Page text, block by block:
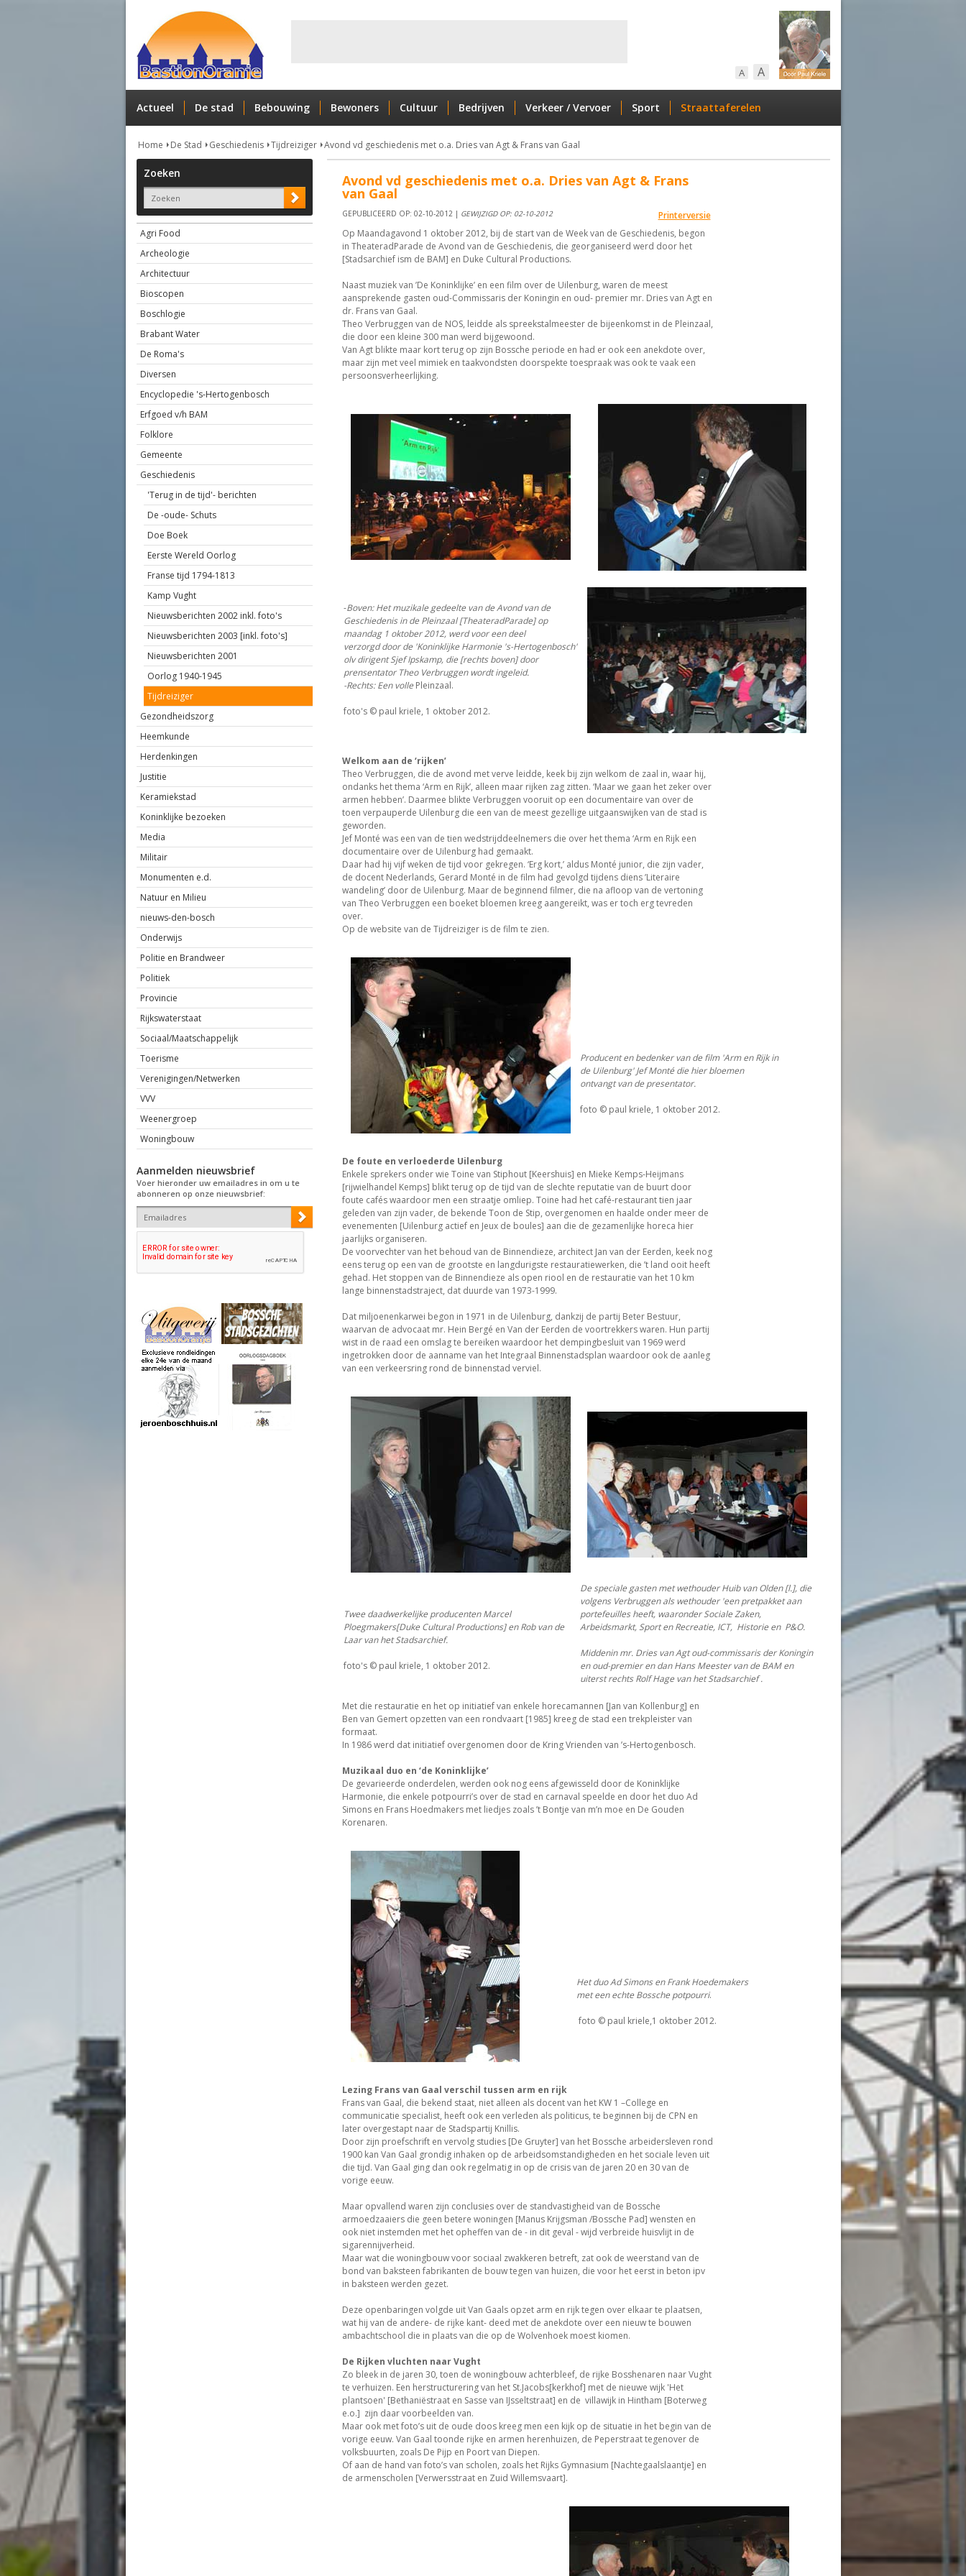
A A
Actueel De stad Bebouwing Bewoners Cultuur Bedrijven Verkeer / Vervoer Sport Straattaferelen
Home De Stad Geschiedenis Tijdreiziger Avond vd geschiedenis met o.a. Dries van Agt & Frans van Gaal
Zoeken
Agri Food
Archeologie
Architectuur
Bioscopen
Boschlogie
Brabant Water
De Roma's
Diversen
Encyclopedie 's-Hertogenbosch
Erfgoed v/h BAM
Folklore
Gemeente
Geschiedenis
'Terug in de tijd'- berichten
De -oude- Schuts
Doe Boek
Eerste Wereld Oorlog
Franse tijd 1794-1813
Kamp Vught
Nieuwsberichten 2002 inkl. foto's
Nieuwsberichten 2003 [inkl. foto's]
Nieuwsberichten 2001
Oorlog 1940-1945
Tijdreiziger
Gezondheidszorg
Heemkunde
Herdenkingen
Justitie
Keramiekstad
Koninklijke bezoeken
Media
Militair
Monumenten e.d.
Natuur en Milieu
nieuws-den-bosch
Onderwijs
Politie en Brandweer
Politiek
Provincie
Rijkswaterstaat
Sociaal/Maatschappelijk
Toerisme
Verenigingen/Netwerken
VVV
Weenergroep
Woningbouw
Aanmelden nieuwsbrief
Voer hieronder uw emailadres in om u te
abonneren op onze nieuwsbrief:
Avond vd geschiedenis met o.a. Dries van Agt & Frans
van Gaal
Printerversie
GEPUBLICEERD OP: 02-10-2012 | GEWIJZIGD OP: 02-10-2012
Op Maandagavond 1 oktober 2012, bij de start van de Week van de Geschiedenis, begon
in TheateradParade de Avond van de Geschiedenis, die georganiseerd werd door het
[Stadsarchief ism de BAM] en Duke Cultural Productions.
Naast muziek van ’De Koninklijke’ en een film over de Uilenburg, waren de meest
aansprekende gasten oud-Commissaris der Koningin en oud- premier mr. Dries van Agt en
dr. Frans van Gaal.
Theo Verbruggen van de NOS, leidde als spreekstalmeester de bijeenkomst in de Pleinzaal,
die door een kleine 300 man werd bijgewoond.
Van Agt blikte maar kort terug op zijn Bossche periode en had er ook een anekdote over,
maar zijn met veel mimiek en taakvondsten doorspekte toespraak was ook te vaak een
persoonsverheerlijking.
-Boven: Het muzikale gedeelte van de Avond van de
Geschiedenis in de Pleinzaal [TheateradParade] op
maandag 1 oktober 2012, werd voor een deel
verzorgd door de 'Koninklijke Harmonie 's-Hertogenbosch'
olv dirigent Sjef Ipskamp, die [rechts boven] door
prensentator Theo Verbruggen wordt ingeleid.
-Rechts: Een volle Pleinzaal.
foto's © paul kriele, 1 oktober 2012.
Welkom aan de ‘rijken’
Theo Verbruggen, die de avond met verve leidde, keek bij zijn welkom de zaal in, waar hij,
ondanks het thema ‘Arm en Rijk’, alleen maar rijken zag zitten. ‘Maar we gaan het zeker over
armen hebben’. Daarmee blikte Verbruggen vooruit op een documentaire van over de
toen verpauperde Uilenburg die een van de meest gezellige uitgaanswijken van de stad is
geworden.
Jef Monté was een van de tien wedstrijddeelnemers die over het thema ‘Arm en Rijk een
documentaire over de Uilenburg had gemaakt.
Daar had hij vijf weken de tijd voor gekregen. ‘Erg kort,’ aldus Monté junior, die zijn vader,
de docent Nederlands, Gerard Monté in de film had gevolgd tijdens diens ’Literaire
wandeling’ door de Uilenburg. Maar de beginnend filmer, die na afloop van de vertoning
van Theo Verbruggen een boeket bloemen kreeg aangereikt, was er toch erg tevreden
over.
Op de website van de Tijdreiziger is de film te zien.
Producent en bedenker van de film 'Arm en Rijk in
de Uilenburg' Jef Monté die hier bloemen
ontvangt van de presentator.
foto © paul kriele, 1 oktober 2012.
De foute en verloederde Uilenburg
Enkele sprekers onder wie Toine van Stiphout [Keershuis] en Mieke Kemps-Heijmans
[rijwielhandel Kemps] blikt terug op de tijd van de slechte reputatie van de buurt door
foute cafés waardoor men een straatje omliep. Toine had het café-restaurant tien jaar
geleden van zijn vader, de bekende Toon de Stip, overgenomen en haalde onder meer de
evenementen [Uilenburg actief en Jeux de boules] aan die de gezamenlijke horeca hier
jaarlijks organiseren.
De voorvechter van het behoud van de Binnendieze, architect Jan van der Eerden, keek nog
eens terug op een van de grootste en langdurigste restauratiewerken, die ’t land ooit heeft
gehad. Het stoppen van de Binnendieze als open riool en de restauratie van het 10 km
lange binnenstadstraject, dat duurde van 1973-1999.
Dat miljoenenkarwei begon in 1971 in de Uilenburg, dankzij de partij Beter Bestuur,
waarvan de advocaat mr. Hein Bergé en Van der Eerden de voortrekkers waren. Hun partij
wist in de raad een omslag te bereiken waardoor het dempingbesluit van 1969 werd
ingetrokken door de aanname van het Integraal Binnenstadsplan waardoor ook de aanleg
van een verkeersring rond de binnenstad verviel.
Twee daadwerkelijke producenten Marcel
Ploegmakers[Duke Cultural Productions] en Rob van de
Laar van het Stadsarchief.
foto's © paul kriele, 1 oktober 2012.
De speciale gasten met wethouder Huib van Olden [l.], die
volgens Verbruggen als wethouder 'een pretpakket aan
portefeuilles heeft, waaronder Sociale Zaken,
Arbeidsmarkt, Sport en Recreatie, ICT, Historie en P&O.
Middenin mr. Dries van Agt oud-commissaris der Koningin
en oud-premier en dan Hans Meester van de BAM en
uiterst rechts Rolf Hage van het Stadsarchief .
Met die restauratie en het op initiatief van enkele horecamannen [Jan van Kollenburg] en
Ben van Gemert opzetten van een rondvaart [1985] kreeg de stad een trekpleister van
formaat.
In 1986 werd dat initiatief overgenomen door de Kring Vrienden van ’s-Hertogenbosch.
Muzikaal duo en ‘de Koninklijke’
De gevarieerde onderdelen, werden ook nog eens afgewisseld door de Koninklijke
Harmonie, die enkele potpourri’s over de stad en carnaval speelde en door het duo Ad
Simons en Frans Hoedmakers met liedjes zoals ’t Bontje van m’n moe en De Gouden
Korenaren.
Het duo Ad Simons en Frank Hoedemakers
met een echte Bossche potpourri.
foto © paul kriele,1 oktober 2012.
Lezing Frans van Gaal verschil tussen arm en rijk
Frans van Gaal, die bekend staat, niet alleen als docent van het KW 1 –College en
communicatie specialist, heeft ook een verleden als politicus, te beginnen bij de CPN en
later overgestapt naar de Stadspartij Knillis.
Door zijn proefschrift en vervolg studies [De Gruyter] van het Bossche arbeidersleven rond
1900 kan Van Gaal grondig inhaken op de arbeidsomstandigheden en het sociale leven uit
die tijd. Van Gaal ging dan ook regelmatig in op de crisis van de jaren 20 en 30 van de
vorige eeuw.
Maar opvallend waren zijn conclusies over de standvastigheid van de Bossche
armoedzaaiers die geen betere woningen [Manus Krijgsman /Bossche Pad] wensten en
ook niet instemden met het opheffen van de - in dit geval - wijd verbreide huisvlijt in de
sigarennijverheid.
Maar wat die woningbouw voor sociaal zwakkeren betreft, zat ook de weerstand van de
bond van baksteen fabrikanten de bouw tegen van huizen, die voor het eerst in beton ipv
in baksteen werden gezet.
Deze openbaringen volgde uit Van Gaals opzet arm en rijk tegen over elkaar te plaatsen,
wat hij van de andere- de rijke kant- deed met de anekdote over een nieuw te bouwen
ambachtschool die in plaats van die op de Wolvenhoek moest kiomen.
De Rijken vluchten naar Vught
Zo bleek in de jaren 30, toen de woningbouw achterbleef, de rijke Bosshenaren naar Vught
te verhuizen. Een herstructurering van het St.Jacobs[kerkhof] met de nieuwe wijk 'Het
plantsoen' [Bethaniëstraat en Sasse van IJsseltstraat] en de villawijk in Hintham [Boterweg
e.o.] zijn daar voorbeelden van.
Maar ook met foto’s uit de oude doos kreeg men een kijk op de situatie in het begin van de
vorige eeuw. Van Gaal toonde rijke en armen herenhuizen, de Peperstraat tegenover de
volksbuurten, zoals De Pijp en Poort van Diepen.
Of aan de hand van foto’s van scholen, zoals het Rijks Gymnasium [Nachtegaalslaantje] en
de armenscholen [Verwersstraat en Zuid Willemsvaart].